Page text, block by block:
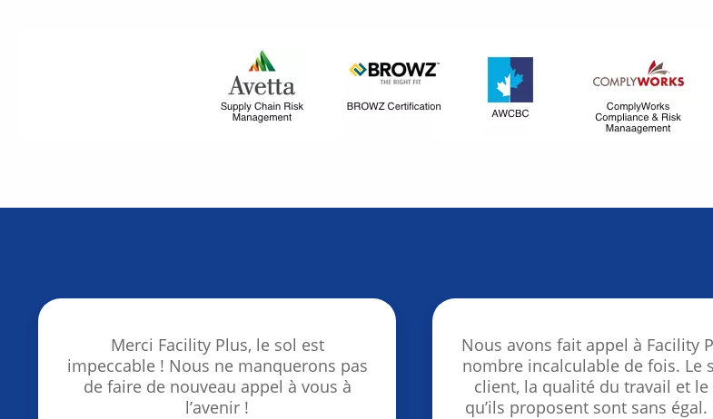
Merci Facility Plus, le sol est
impeccable ! Nous ne manquerons pas
de faire de nouveau appel à vous à
l’avenir !
Nous avons fait appel à Facility
nombre incalculable de fois. Le
client, la qualité du travail et le
qu’ils proposent sont sans égal.